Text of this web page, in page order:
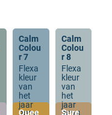
Calm
Colou
r 7
Flexa
kleur
van
het
jaar
Calm
Colou
r 8
Flexa
kleur
van
het
jaar
Quee
Sure